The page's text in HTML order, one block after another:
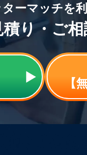
ーマッチを
り・ご
【